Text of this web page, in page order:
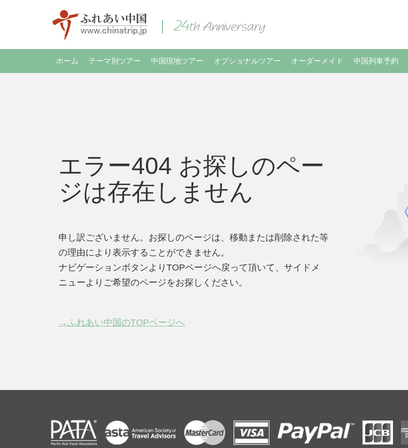
ホーム テーマ別ツアー 中国現地ツアー オプショナルツアー オーダーメイド 中国列車予約
エラー404 お探しのペー
ジは存在しません
申し訳ございません。お探しのページは、移動または削除された等
の理由により表示することができません。
ナビゲーションボタンよりTOPページへ戻って頂いて、サイドメ
ニューよりご希望のページをお探しください。
→ふれあい中国のTOPページへ